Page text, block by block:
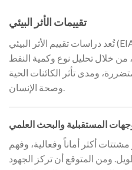
تقييمات الأثر البيئي
تُعد دراسات تقييم الأثر البيئي (EIA) أداة حاسمة لتحديد ما إذا كان
من خلال تحليل نوع وكمية النفط
ومدى تأثر الكائنات الحية
المستقبلية والبحث العلمي
أكثر أماناً وفعالية، وفهم
ومن المتوقع أن تركز الجهود